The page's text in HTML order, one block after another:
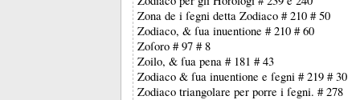
Zona de i ſegni detta Zodiaco # 210 # 50
Zodiaco, & ſua inuentione # 210 # 60
Zoſoro # 97 # 8
Zoilo, & ſua pena # 181 # 43
Zodiaco & ſua inuentione e ſegni # 219 # 30
Zodiaco triangolare per porre i ſegni. # 278